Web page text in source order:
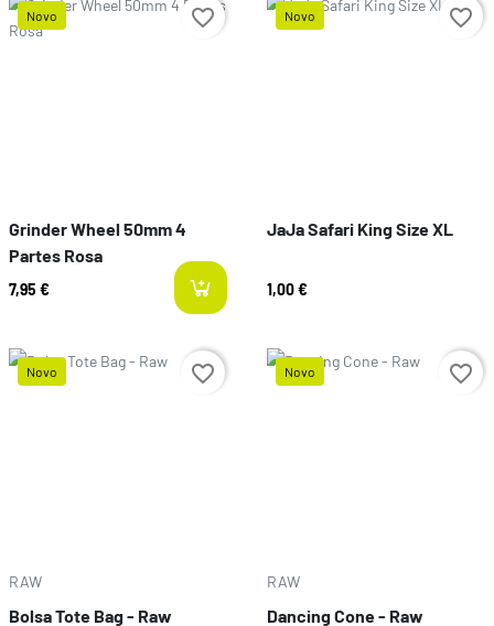
Novo
Grinder Wheel 50mm 4
Partes Rosa
7,95 €
favorite_border Novo
JaJa Safari King Size XL
1,00 €
favorite_border
Novo
RAW
Bolsa Tote Bag - Raw
favorite_border Novo
RAW
Dancing Cone - Raw
favorite_border